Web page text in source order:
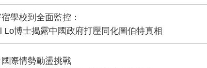
學校到全面監控：
Lo博士揭露中國政府打壓同化圖伯特真相
際情勢動盪挑戰